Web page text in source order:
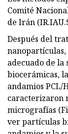
Comité
de Irán
Después del
adecuado de la
biocerámicas,
andamios PCL/
caracterizaron
micrografías
ver partículas